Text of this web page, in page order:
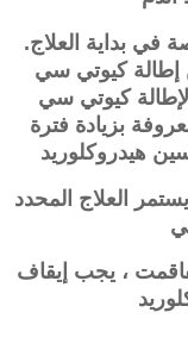
في بداية العلاج.
إطالة كيوتي سي
كيوتي سي
بزيادة فترة
هيدروكلوريد
العلاج المحدد
، يجب إيقاف